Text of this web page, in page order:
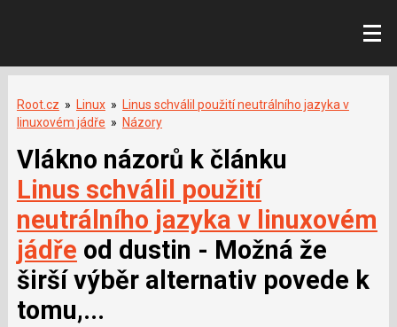
Root.cz » Linux »
Linus schválil použití neutrálního jazyka v
linuxovém jádře » Názory
Vlákno názorů k článku
Linus schválil použití
neutrálního jazyka v linuxovém
jádře od dustin - Možná že
širší výběr alternativ povede k
tomu,...